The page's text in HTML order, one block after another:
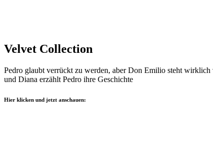
Velvet Collection
Pedro glaubt verrückt zu werden, aber Don Emilio steht
und Diana erzählt Pedro ihre Geschichte
Hier klicken und jetzt anschauen: